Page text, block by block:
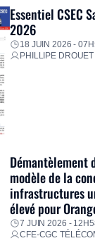
Essentiel CSEC
2026
18 JUIN 2026 -
PHILLIPE DROUET
Démantèlement
modèle de la
infrastructures
élevé pour
7 JUIN 2026 -
CFE-CGC